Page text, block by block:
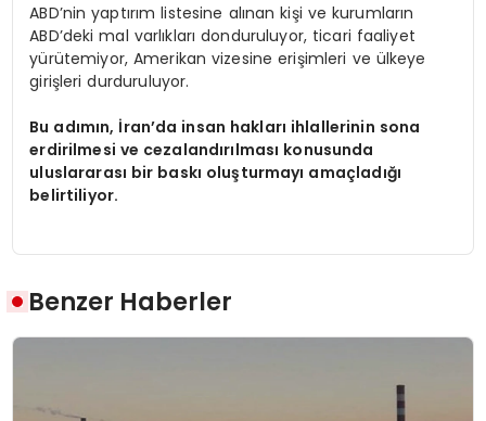
ABD’nin yaptırım listesine alınan kişi ve kurumların
ABD’deki mal varlıkları donduruluyor, ticari faaliyet
yürütemiyor, Amerikan vizesine erişimleri ve ülkeye
girişleri durduruluyor.
Bu adımın, İran’da insan hakları ihlallerinin sona
erdirilmesi ve cezalandırılması konusunda
uluslararası bir baskı oluşturmayı amaçladığı
belirtiliyor.
Benzer Haberler